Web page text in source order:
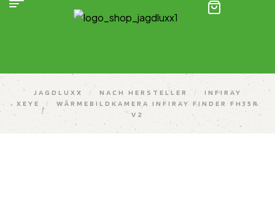
JAGDLUXX / NACH HERSTELLER /
INFIRAY
XEYE
/
WÄRMEBILDKAMERA INFIRAY FINDER FH35R
V2